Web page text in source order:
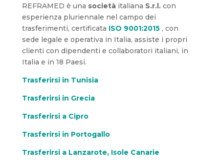
REFRAMED è una societàitaliana S.r.l.con
esperienza pluriennale nel campo dei
trasferimenti, certificata ISO 9001:2015 , con
sede legale e operativa in Italia, assiste i propri
clienti con dipendenti e collaboratori italiani, in
Italia e in 18 Paesi.
Trasferirsi in Tunisia
Trasferirsi in Grecia
Trasferirsi a Cipro
Trasferirsi in Portogallo
Trasferirsi a Lanzarote, Isole Canarie